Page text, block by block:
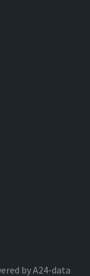
by A24-data